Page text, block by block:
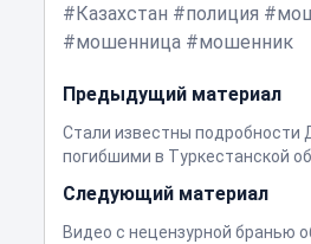
Казахстан
полиция
мошенница
мошенник
Предыдущий материал
Стали известны подробности
погибшими в Туркестанской
Следующий материал
Видео с нецензурной бранью